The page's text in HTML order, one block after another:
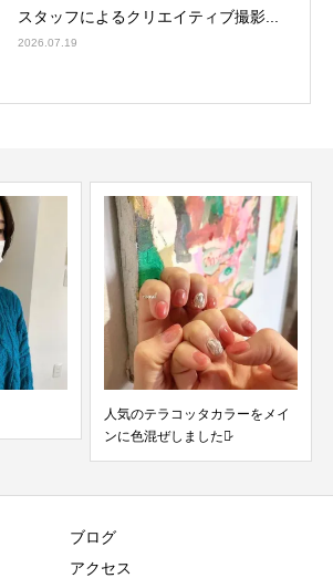
スタッフによるクリエイティブ撮影...
2026.07.19
人気のテラコッタカラーをメイ
ンに色混ぜしました♡̷
中学2年生の職
チャー」
ブログ
アクセス